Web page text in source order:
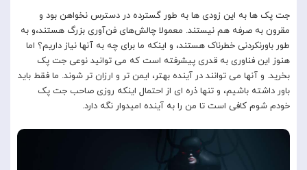
جت پک ها به این زودی ها به طور گسترده در دسترس نخواهن بود و
مقرون به صرفه هم نیستند. معمولا چالش‌های فن‌آوری بزرگ هستند،و به‌
طور باورنکردنی خطرناک هستند، و اینکه ما برای چه به آنها نیاز داریم؟ اما
هنوز این فناوری به قدری پیشرفته است که می توانید نوعی جت پک
بخرید. و آنها می توانند در آینده بهتر، ایمن تر و ارزان تر شوند. ما فقط باید
باور داشته باشیم، و تنها ذره ای از احتمال اینکه روزی صاحب جت پک
خودم شوم کافی است تا من را به آینده امیدوار نگه دارد.